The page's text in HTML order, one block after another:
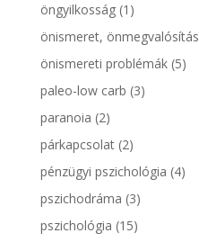
öngyilkosság(1)
önismeret, önmegvalósítás
önismereti problémák(5)
paleo-low carb (3)
paranoia (2)
párkapcsolat(2)
pénzügyi pszichológia (4)
pszichodráma (3)
pszichológia (15)